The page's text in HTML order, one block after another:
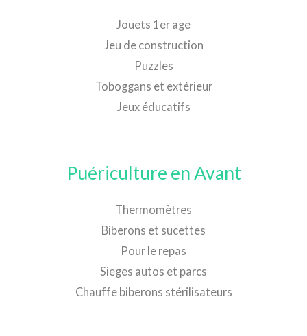
Jouets 1er age
Jeu de construction
Puzzles
Toboggans et extérieur
Jeux éducatifs
Puériculture en Avant
Thermomètres
Biberons et sucettes
Pour le repas
Sieges autos et parcs
Chauffe biberons stérilisateurs